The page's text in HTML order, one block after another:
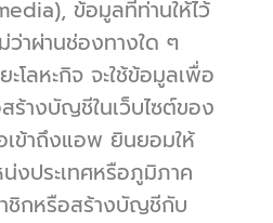
ข้อมูลที่ท่านให้ไว้
ว่าผ่านช่องทางใด ๆ
โลหะกิจ จะใช้ข้อมูลเพื่อ
ร้างบัญชีในเว็บไซต์ของ
เข้าถึงแอพ ยินยอมให้
งประเทศหรือภูมิภาค
ชิกหรือสร้างบัญชีกับ